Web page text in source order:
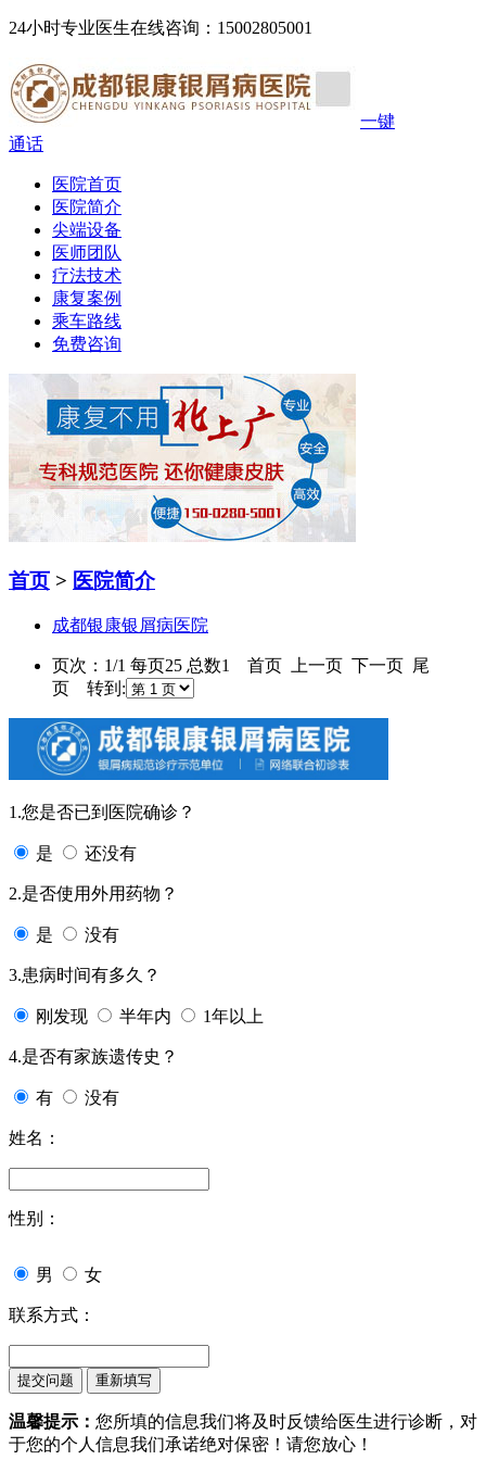
24小时专业医生在线咨询：15002805001
一键
通话
医院首页
医院简介
尖端设备
医师团队
疗法技术
康复案例
乘车路线
免费咨询
首页 > 医院简介
成都银康银屑病医院
页次：1/1 每页25 总数1 首页 上一页 下一页 尾
页 转到:
1.您是否已到医院确诊？
是 还没有
2.是否使用外用药物？
是 没有
3.患病时间有多久？
刚发现 半年内 1年以上
4.是否有家族遗传史？
有 没有
姓名：
性别：
男 女
联系方式：
温馨提示： 您所填的信息我们将及时反馈给医生进行诊断，对
于您的个人信息我们承诺绝对保密！请您放心！